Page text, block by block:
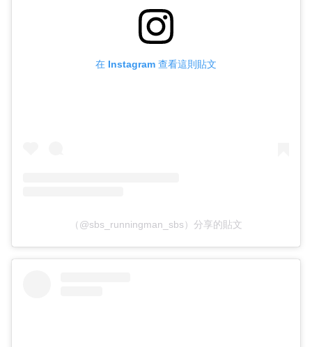
在 Instagram 查看這則貼文
（@sbs_runningman_sbs）分享的貼文